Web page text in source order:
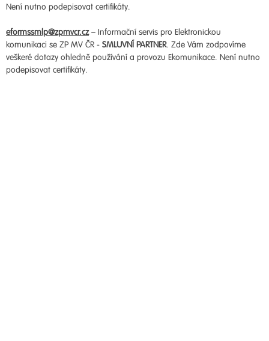
Není nutno podepisovat certifikáty.
eformssmlp@zpmvcr.cz– Informační servis pro Elektronickou
komunikaci se ZP MV ČR - SMLUVNÍ PARTNER. Zde Vám zodpovíme
veškeré dotazy ohledně používání a provozu Ekomunikace. Není nutno
podepisovat certifikáty.